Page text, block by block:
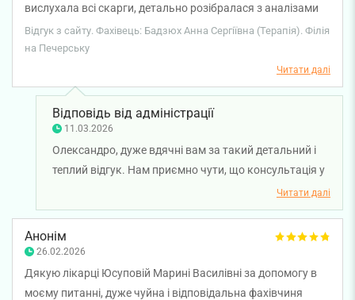
вислухала всі скарги, детально розібралася з аналізами
та зрозуміло пояснила причини мого стану. Прийом
пройшов спокійно і без поспіху, відчувалося щире
бажання допомогти. Лікарка все пояснює простою
мовою, відповідає на всі запитання і підбирає лікування
дуже уважно. Після консультації з’явилося відчуття
впевненості та спокою. Дуже вдячна за професійність,
уважність і людяне ставлення.
Відгук з сайту. Фахівець: Бадзюх Анна Сергіївна (Терапія). Філія
на Печерську
Читати далі
Відповідь від адміністрації
11.03.2026
Олександро, дуже вдячні вам за такий детальний і
теплий відгук. Нам приємно чути, що консультація у
лікаря-терапевта Анни Бадзюх залишила у вас
позитивні враження, а пояснення та підхід
допомогли відчути впевненість і спокій. Дякуємо за
довіру та добрі слова про професійність і людяне
ставлення. Бажаємо вам міцного здоров'я!
Читати далі
Анонім
26.02.2026
Дякую лікарці Юсуповій Марині Василівні за допомогу в
моєму питанні, дуже чуйна і відповідальна фахівчиня